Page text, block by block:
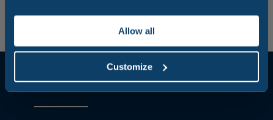
Allow all
Customize